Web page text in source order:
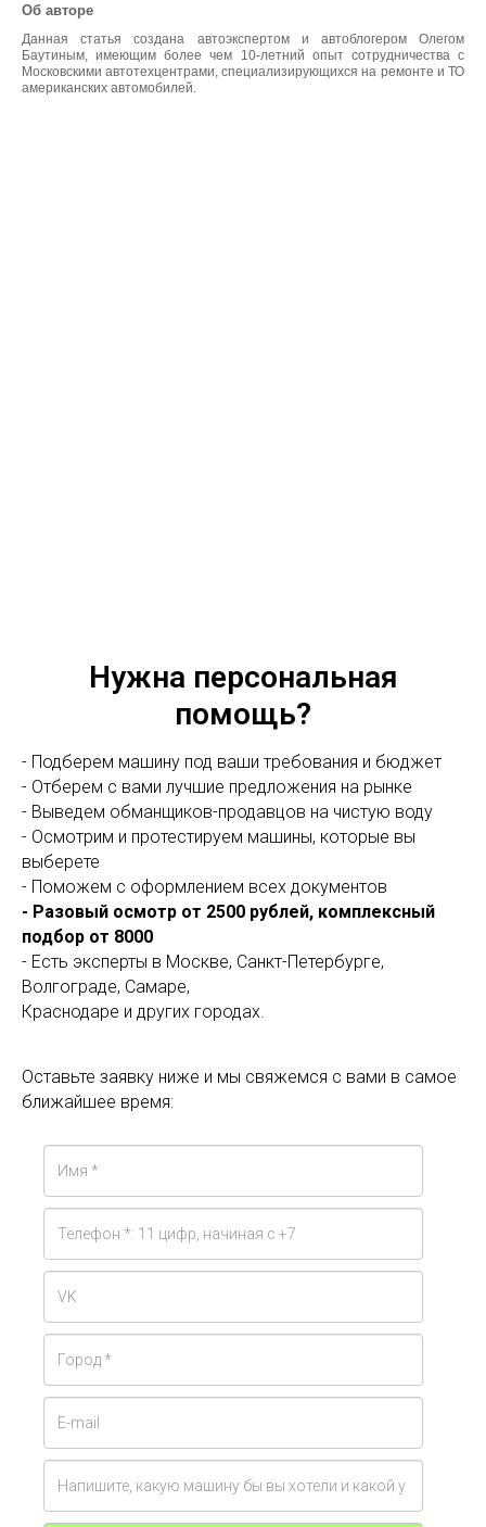
Об авторе
Данная статья создана автоэкспертом и автоблогером Олегом
Баутиным, имеющим более чем 10-летний опыт сотрудничества с
Московскими автотехцентрами, специализирующихся на ремонте и ТО
американских автомобилей.
Нужна персональная
помощь?
- Подберем машину под ваши требования и бюджет
- Отберем с вами лучшие предложения на рынке
- Выведем обманщиков-продавцов на чистую воду
- Осмотрим и протестируем машины, которые вы
выберете
- Поможем с оформлением всех документов
- Разовый осмотр от 2500 рублей, комплексный
подбор от 8000
- Есть эксперты в Москве, Санкт-Петербурге,
Волгограде, Самаре,
Краснодаре и других городах.
Оставьте заявку ниже и мы свяжемся с вами в самое
ближайшее время: